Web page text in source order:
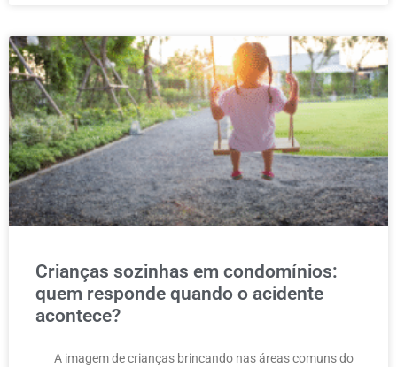
Crianças sozinhas em condomínios:
quem responde quando o acidente
acontece?
A imagem de crianças brincando nas áreas comuns do